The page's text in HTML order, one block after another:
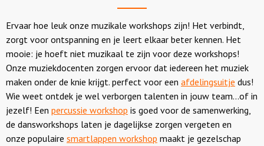
Sport en spel
Workshops
Rondleidingen
Locaties
Ervaar hoe leuk onze muzikale workshops zijn! Het verbindt,
zorgt voor ontspanning en je leert elkaar beter kennen. Het
mooie: je hoeft niet muzikaal te zijn voor deze workshops!
Onze muziekdocenten zorgen ervoor dat iedereen het muziek
maken onder de knie krijgt. perfect voor een afdelingsuitje dus!
Wie weet ontdek je wel verborgen talenten in jouw team...of in
jezelf! Een percussie workshop is goed voor de samenwerking,
de dansworkshops laten je dagelijkse zorgen vergeten en
onze populaire smartlappen workshop maakt je gezelschap